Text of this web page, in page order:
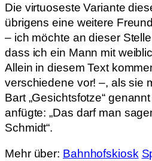
Die virtuoseste Variante
übrigens eine weitere
– ich möchte an dieser
dass ich ein Mann mit
Allein in diesem Text
verschiedene vor! –, als sie
Bart „Gesichtsfotze“
anfügte: „Das darf man
Schmidt“.
Mehr über: Bahnhofskiosk